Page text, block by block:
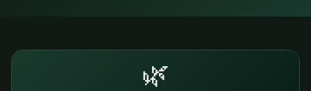
🌿